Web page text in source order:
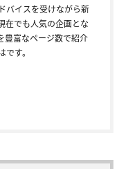
バイスを受けながら新
在でも人気の企画とな
豊富なページ数で紹介
す。